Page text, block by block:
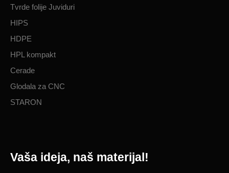
Vaša ideja, naš materijal!
Tvrde folije Juviduri
HIPS
HDPE
HPL kompakt
Cerade
Glodala za CNC
STARON